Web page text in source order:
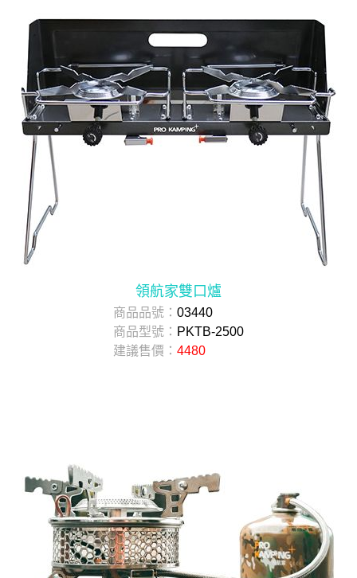
領航家雙口爐
商品品號： 03440
商品型號： PKTB-2500
建議售價： 4480